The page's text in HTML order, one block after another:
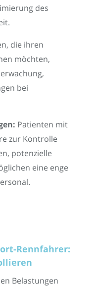
des
die ihren
möchten,
bei
Patienten mit
zur Kontrolle
potenzielle
eine enge
Rennfahrer:
Belastungen